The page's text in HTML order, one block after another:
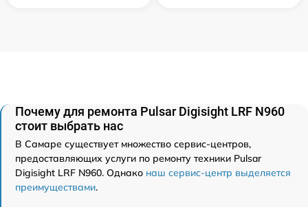
Почему для ремонта Pulsar Digisight LRF N960
стоит выбрать нас
В Самаре существует множество сервис-центров,
предоставляющих услуги по ремонту техники Pulsar
Digisight LRF N960. Однако наш сервис-центр выделяется
преимуществами.